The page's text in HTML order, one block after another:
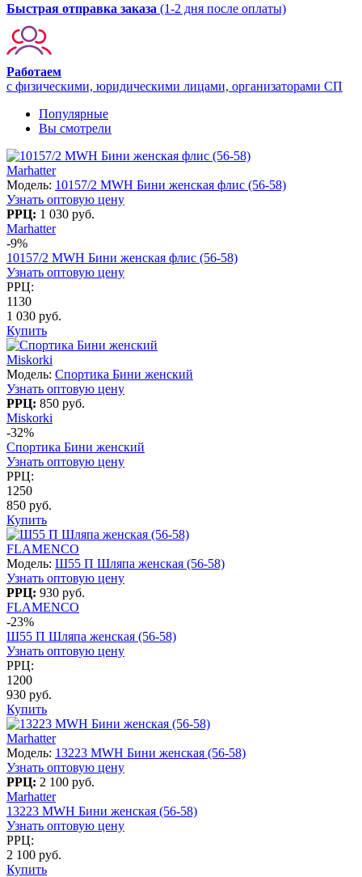
Быстрая отправка заказа (1-2 дня после оплаты)
Работаем
с физическими, юридическими лицами, организаторами СП
Популярные
Вы смотрели
Marhatter
Модель: 10157/2 MWH Бини женская флис (56-58)
Узнать оптовую цену
РРЦ: 1 030 руб.
Marhatter
-9%
10157/2 MWH Бини женская флис (56-58)
Узнать оптовую цену
РРЦ:
1130
1 030 руб.
Купить
Miskorki
Модель: Спортика Бини женский
Узнать оптовую цену
РРЦ: 850 руб.
Miskorki
-32%
Спортика Бини женский
Узнать оптовую цену
РРЦ:
1250
850 руб.
Купить
FLAMENCO
Модель: Ш55 П Шляпа женская (56-58)
Узнать оптовую цену
РРЦ: 930 руб.
FLAMENCO
-23%
Ш55 П Шляпа женская (56-58)
Узнать оптовую цену
РРЦ:
1200
930 руб.
Купить
Marhatter
Модель: 13223 MWH Бини женская (56-58)
Узнать оптовую цену
РРЦ: 2 100 руб.
Marhatter
13223 MWH Бини женская (56-58)
Узнать оптовую цену
РРЦ:
2 100 руб.
Купить